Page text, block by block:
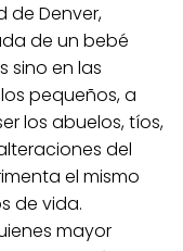
de Denver,
de un bebé
sino en las
pequeños, a
los abuelos, tíos,
del
el mismo
de vida.
mayor